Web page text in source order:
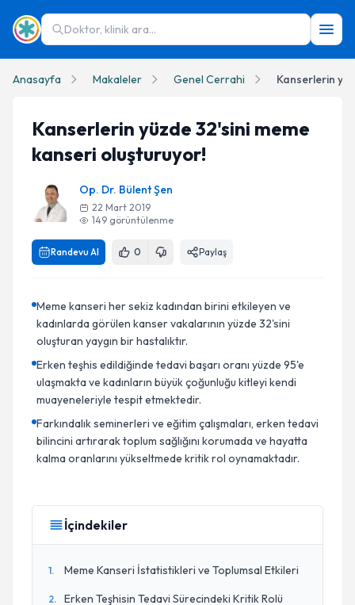
Doktor, klinik ara...
Anasayfa Makaleler Genel Cerrahi
Kanserlerin yüzde 32'sini meme
kanseri oluşturuyor!
Op. Dr. Bülent Şen
22 Mart 2019
149 görüntülenme
Randevu Al 0 Paylaş
Meme kanseri her sekiz kadından birini etkileyen ve
kadınlarda görülen kanser vakalarının yüzde 32'sini
oluşturan yaygın bir hastalıktır.
Erken teşhis edildiğinde tedavi başarı oranı yüzde 95'e
ulaşmakta ve kadınların büyük çoğunluğu kitleyi kendi
muayeneleriyle tespit etmektedir.
Farkındalık seminerleri ve eğitim çalışmaları, erken tedavi
bilincini artırarak toplum sağlığını korumada ve hayatta
kalma oranlarını yükseltmede kritik rol oynamaktadır.
İçindekiler
1. Meme Kanseri İstatistikleri ve Toplumsal Etkileri
2. Erken Teşhisin Tedavi Sürecindeki Kritik Rolü